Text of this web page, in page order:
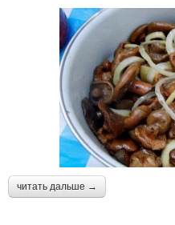
читать дальше →